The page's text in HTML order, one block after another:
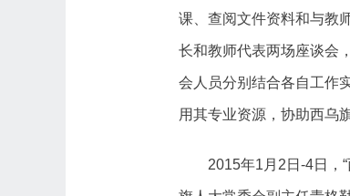
课、查阅文件资料和与教
长和教师代表两场座谈会
会人员分别结合各自工作
用其专业资源，协助西乌
2015年1月2日-4日，